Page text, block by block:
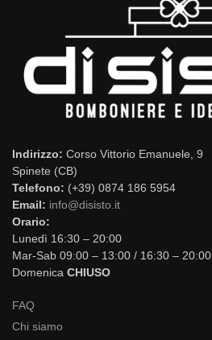
Indirizzo: Corso Vittorio Emanuele, 9
Spinete (CB)
Telefono: (+39) 0874 186 5954
Email: info@disisto.it
Orario:
Lunedì 16:30 – 20:00
Mar-Sab 09:00 – 13:00 / 16:30 – 20:00
Domenica CHIUSO
FAQ
Chi siamo